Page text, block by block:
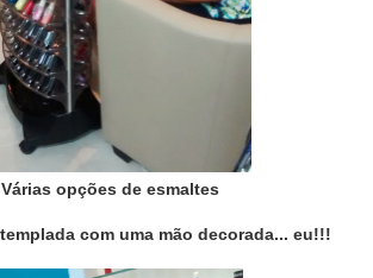
Várias opções de esmaltes
com uma mão decorada... eu!!!